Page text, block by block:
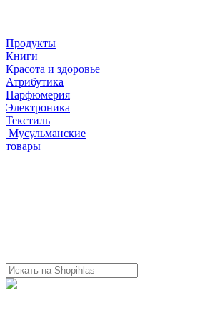
Продукты
Книги
Красота и здоровье
Атрибутика
Парфюмерия
Электроника
Текстиль
Мусульманские
товары